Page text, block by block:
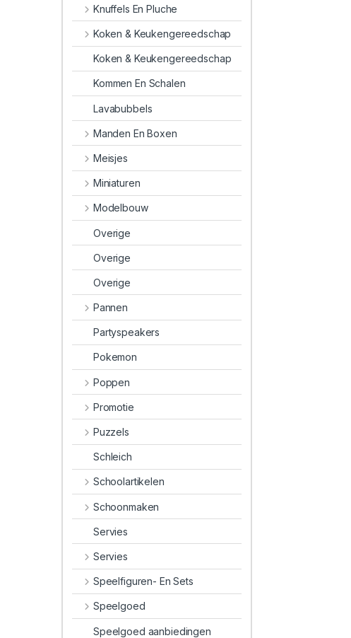
Knuffels En Pluche
Koken & Keukengereedschap
Koken & Keukengereedschap
Kommen En Schalen
Lavabubbels
Manden En Boxen
Meisjes
Miniaturen
Modelbouw
Overige
Overige
Overige
Pannen
Partyspeakers
Pokemon
Poppen
Promotie
Puzzels
Schleich
Schoolartikelen
Schoonmaken
Servies
Servies
Speelfiguren- En Sets
Speelgoed
Speelgoed aanbiedingen